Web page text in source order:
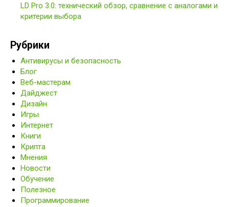
LD Pro 3.0: технический обзор, сравнение с аналогами и
критерии выбора
Рубрики
Антивирусы и безопасность
Блог
Веб-мастерам
Дайджест
Дизайн
Игры
Интернет
Книги
Крипта
Мнения
Новости
Обучение
Полезное
Программирование